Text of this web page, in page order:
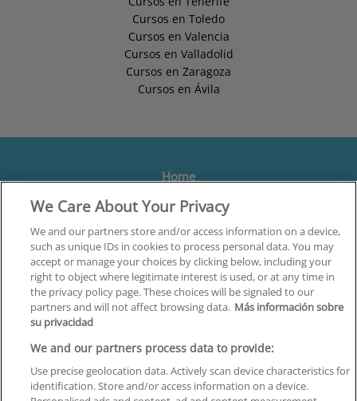
Cursos en Toledo
Cursos en Valencia
Cursos en Valladolid
Cursos en Zaragoza
Cursos en Ávila
Home
Formación
Centros
Orientación
Quiénes somos
Contacta
Aviso Legal
Política de Privacidad
Política de Cookies
We Care About Your Privacy
We and our partners store and/or access information on a device,
such as unique IDs in cookies to process personal data. You may
accept or manage your choices by clicking below, including your
right to object where legitimate interest is used, or at any time in
the privacy policy page. These choices will be signaled to our
partners and will not affect browsing data. Más información sobre
su privacidad
We and our partners process data to provide:
Use precise geolocation data. Actively scan device characteristics for
identification. Store and/or access information on a device.